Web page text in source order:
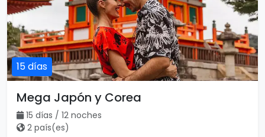
15 días
Mega Japón y Corea
15 días / 12 noches
2 país(es)